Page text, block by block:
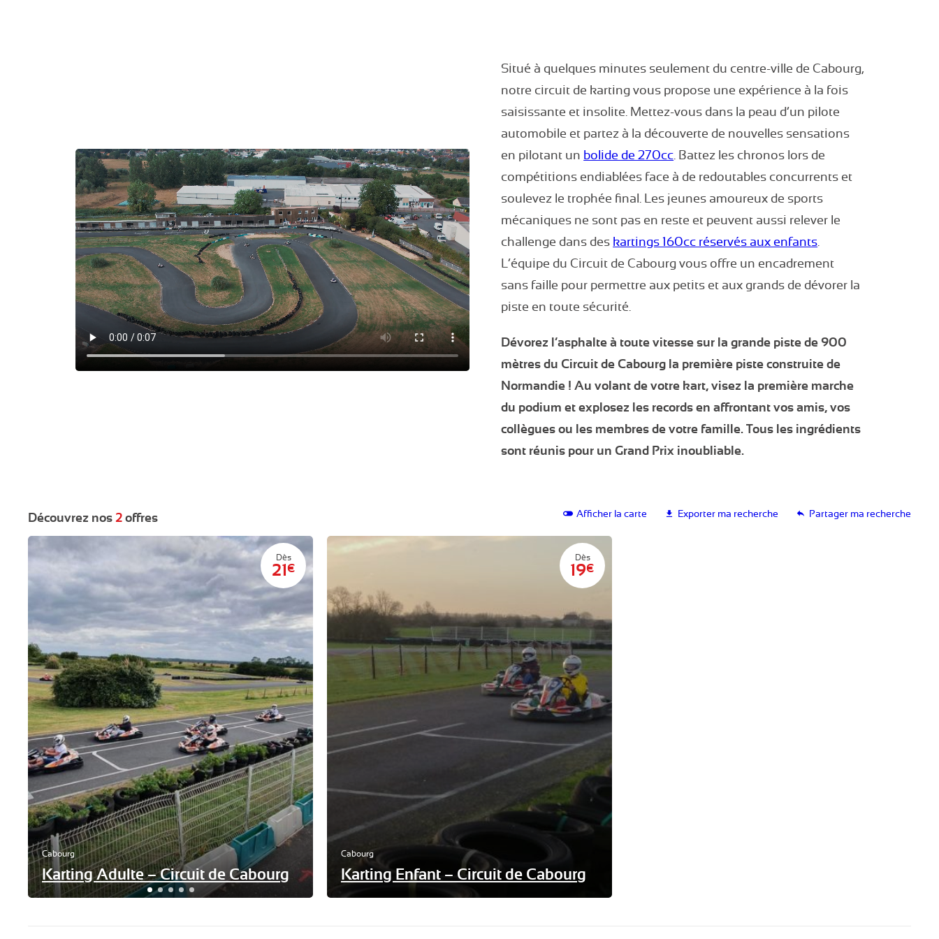
Situé à quelques minutes seulement du centre-ville de Cabourg,
notre circuit de karting vous propose une expérience à la fois
saisissante et insolite. Mettez-vous dans la peau d’un pilote
automobile et partez à la découverte de nouvelles sensations
en pilotant un bolide de 270cc. Battez les chronos lors de
compétitions endiablées face à de redoutables concurrents et
soulevez le trophée final. Les jeunes amoureux de sports
mécaniques ne sont pas en reste et peuvent aussi relever le
challenge dans des kartings 160cc réservés aux enfants.
L’équipe du Circuit de Cabourg vous offre un encadrement
sans faille pour permettre aux petits et aux grands de dévorer la
piste en toute sécurité.
Dévorez l’asphalte à toute vitesse sur la grande piste de 900
mètres du Circuit de Cabourg la première piste construite de
Normandie ! Au volant de votre kart, visez la première marche
du podium et explosez les records en affrontant vos amis, vos
collègues ou les membres de votre famille. Tous les ingrédients
sont réunis pour un Grand Prix inoubliable.
Découvrez nos 2 offres Afficher la carte Exporter ma recherche Partager ma recherche
Dès
21€
Cabourg
Karting Adulte – Circuit de Cabourg
Dès
19€
Cabourg
Karting Enfant – Circuit de Cabourg
+